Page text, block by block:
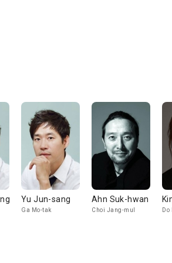
Yu Jun-sang
Ga Mo-tak
Ahn Suk-hwan
Choi Jang-mul Do